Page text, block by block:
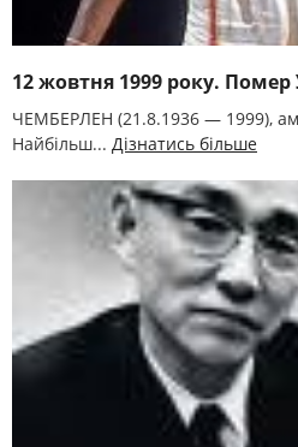
12 жовтня 1999 року.
ЧЕМБЕРЛЕН (21.8.1936 — 1999),
Найбільш... Дізнатись більше